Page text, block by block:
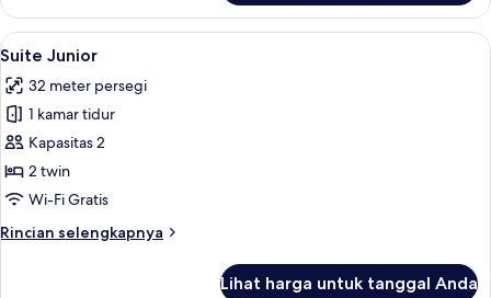
Kamar
Single
Klasik
Lihat
semua
foto
untuk
Suite
Junior
6
Suite Junior
32 meter persegi
1 kamar tidur
Kapasitas 2
2 twin
Wi-Fi Gratis
Rincian selengkapnya
Rincian
Lihat harga untuk tanggal Anda